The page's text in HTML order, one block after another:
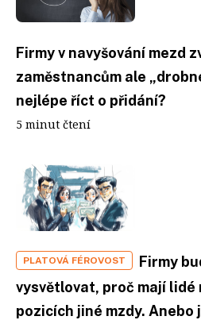
Firmy v navyšování mezd
zaměstnancům ale
nejlépe říct o přidání?
5 minut čtení
PLATOVÁ FÉROVOST
Firmy
vysvětlovat, proč mají lidé
pozicích jiné mzdy. Anebo